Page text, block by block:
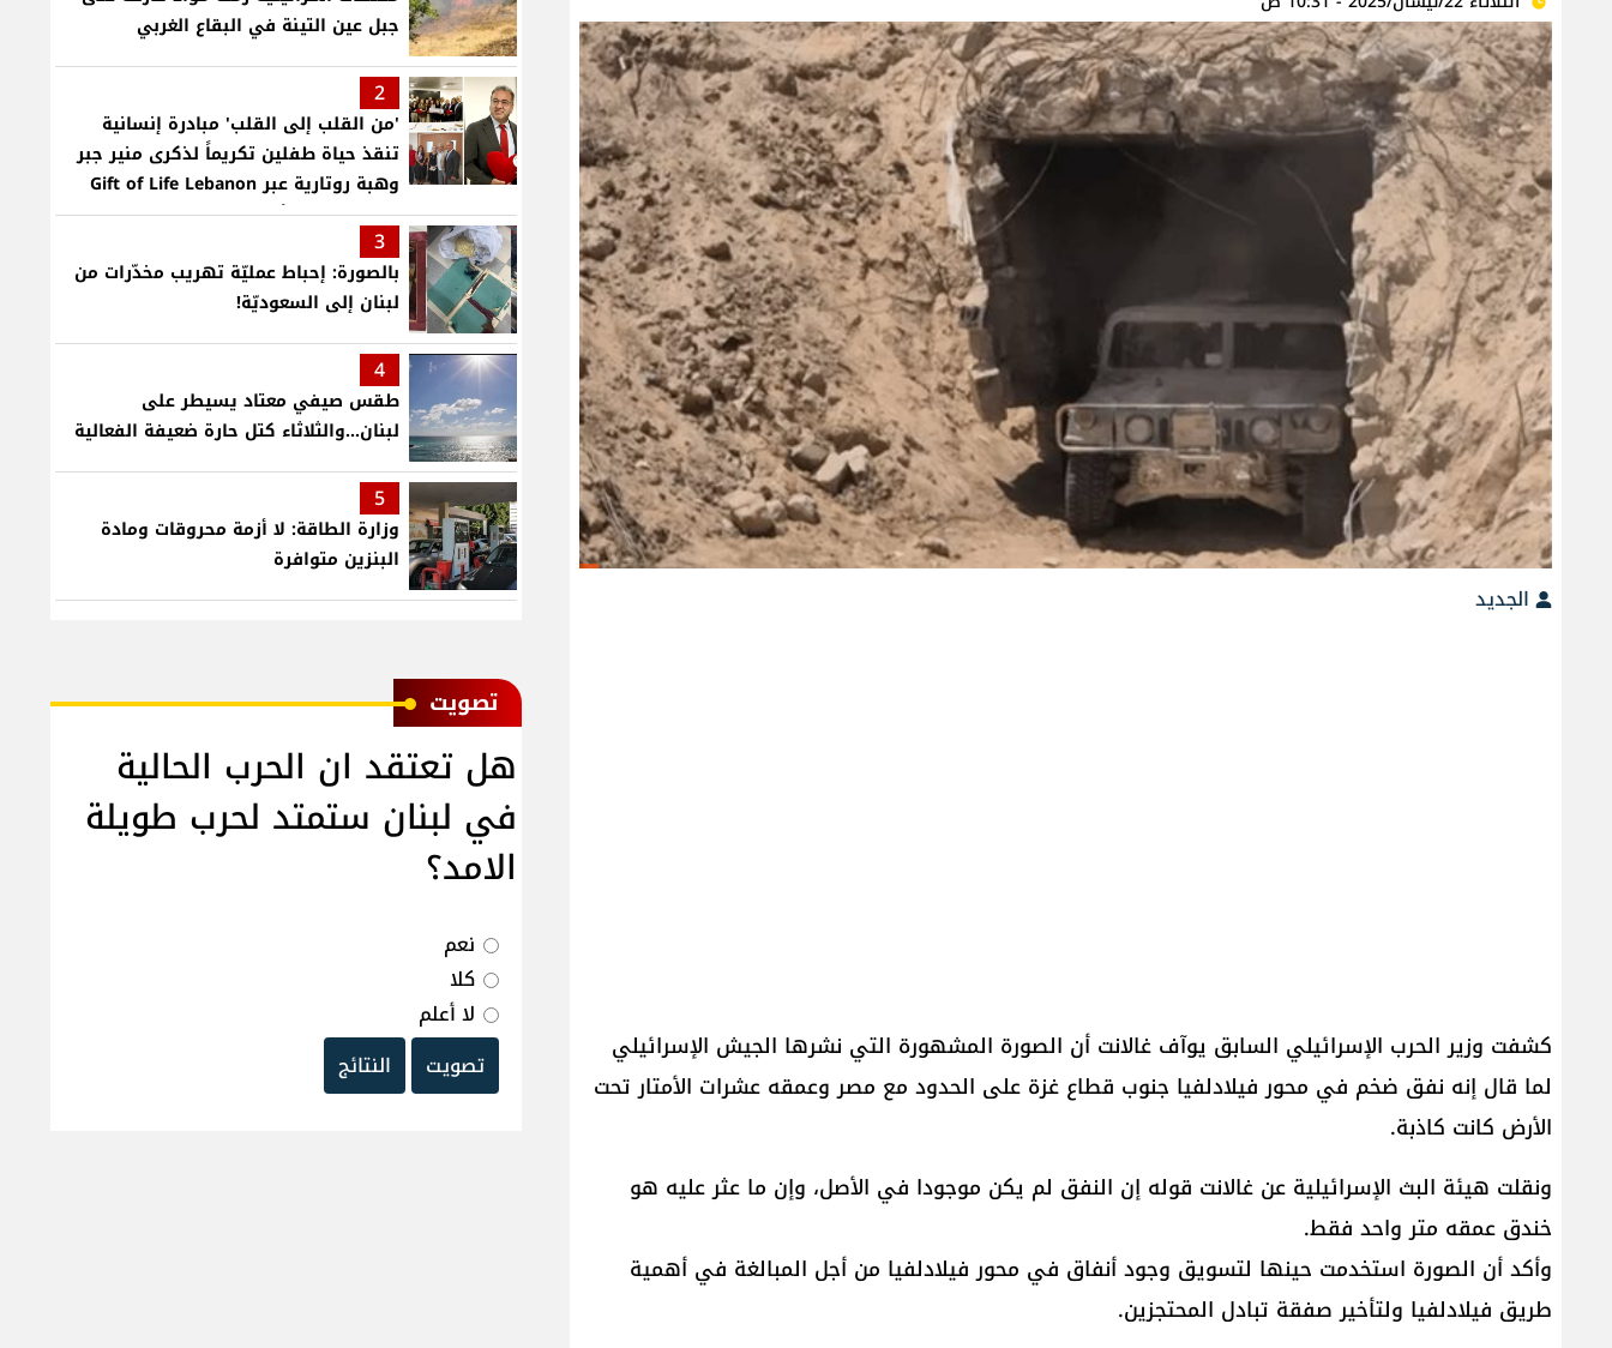
الجديد
كشفت وزير الحرب الإسرائيلي السابق يوآف غالانت أن الصورة المشهورة التي نشرها الجيش الإسرائيلي
لما قال إنه نفق ضخم في محور فيلادلفيا جنوب قطاع غزة على الحدود مع مصر وعمقه عشرات الأمتار تحت
الأرض كانت كاذبة.
ونقلت هيئة البث الإسرائيلية عن غالانت قوله إن النفق لم يكن موجودا في الأصل، وإن ما عثر عليه هو
خندق عمقه متر واحد فقط.
وأكد أن الصورة استخدمت حينها لتسويق وجود أنفاق في محور فيلادلفيا من أجل المبالغة في أهمية
طريق فيلادلفيا ولتأخير صفقة تبادل المحتجزين.
جبل عين التينة في البقاع الغربي
2
'من القلب إلى القلب' مبادرة إنسانية
تنقذ حياة طفلين تكريماً لذكرى منير جبر
وهبة روتارية عبر Gift of Life Lebanon
لعمليات قلب لأطفال في مستشفى حمود
الجامعي
3
بالصورة: إحباط عمليّة تهريب مخدّرات من
لبنان إلى السعوديّة!
4
طقس صيفي معتاد يسيطر على
لبنان...والثلاثاء كتل حارة ضعيفة الفعالية
5
وزارة الطاقة: لا أزمة محروقات ومادة
البنزين متوافرة
ﺗﺼﻮﻳﺖ
هل تعتقد ان الحرب الحالية
في لبنان ستمتد لحرب طويلة
الامد؟
نعم
كلا
لا أعلم
تصويت
النتائج